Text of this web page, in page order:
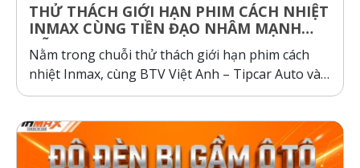
THỬ THÁCH GIỚI HẠN PHIM CÁCH NHIỆT
INMAX CÙNG TIỀN ĐẠO NHÂM MẠNH
DŨNG
Nằm trong chuỗi thử thách giới hạn phim cách
nhiệt Inmax, cùng BTV Việt Anh – Tipcar Auto và
cầu thủ Nhâm Mạnh Dũng so sánh và kiểm
các dòng phim cách nhiệt cơ chế phản xạ và hấp
thụ...